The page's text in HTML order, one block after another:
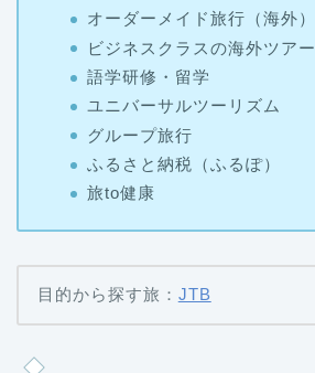
オーダーメイド旅行（海外）
ビジネスクラスの海外ツアー
語学研修・留学
ユニバーサルツーリズム
グループ旅行
ふるさと納税（ふるぽ）
旅to健康
目的から探す旅： JTB